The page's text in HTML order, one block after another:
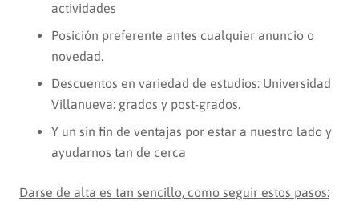
actividades
Posición preferente antes cualquier anuncio o
novedad.
Descuentos en variedad de estudios: Universidad
Villanueva: grados y post-grados.
Y un sin fin de ventajas por estar a nuestro lado y
ayudarnos tan de cerca
Darse de alta es tan sencillo, como seguir estos pasos: